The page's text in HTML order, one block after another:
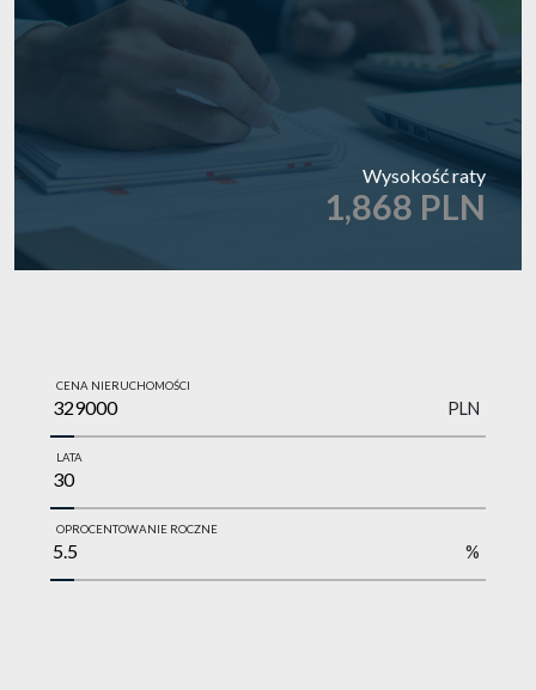
Wysokość raty
1,868 PLN
CENA NIERUCHOMOŚCI
PLN
LATA
OPROCENTOWANIE ROCZNE
%